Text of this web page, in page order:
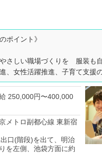
ポイント》
やさしい職場づくりを 服装も自
、女性活躍推進、子育て支援
250,000円〜400,000
メトロ副都心線 東新宿
口(階段)を出て、明治
を左側、池袋方面に約